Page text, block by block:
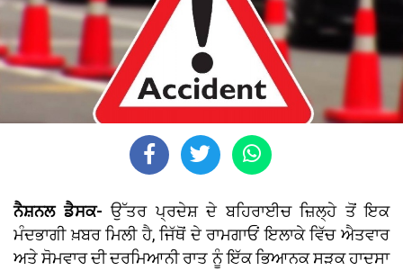
ਨੈਸ਼ਨਲ ਡੈਸਕ- ਉੱਤਰ ਪ੍ਰਦੇਸ਼ ਦੇ ਬਹਿਰਾਈਚ ਜ਼ਿਲ੍ਹੇ ਤੋਂ ਇਕ
ਮੰਦਭਾਗੀ ਖ਼ਬਰ ਮਿਲੀ ਹੈ, ਜਿੱਥੋਂ ਦੇ ਰਾਮਗਾਓਂ ਇਲਾਕੇ ਵਿੱਚ ਐਤਵਾਰ
ਅਤੇ ਸੋਮਵਾਰ ਦੀ ਦਰਮਿਆਨੀ ਰਾਤ ਨੂੰ ਇੱਕ ਭਿਆਨਕ ਸੜਕ ਹਾਦਸਾ